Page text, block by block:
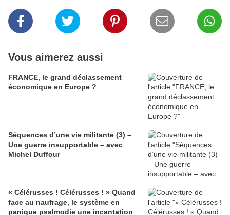
Vous aimerez aussi
FRANCE, le grand déclassement
économique en Europe ?
Séquences d’une vie militante (3) –
Une guerre insupportable – avec
Michel Duffour
« Célérusses ! Célérusses ! » Quand
face au naufrage, le système en
panique psalmodie une incantation